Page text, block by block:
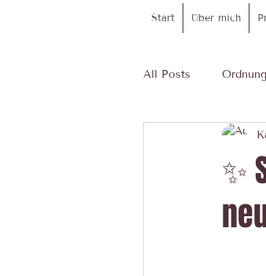
Start Über mich
All Posts
✨